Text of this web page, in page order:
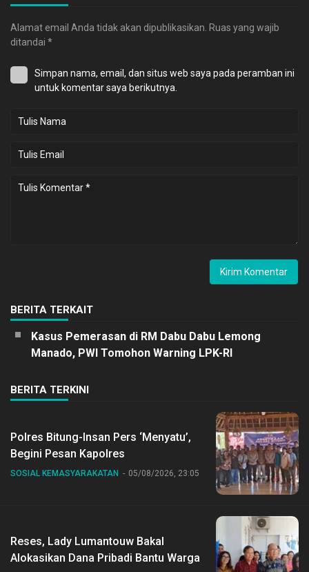
Alamat email Anda tidak akan dipublikasikan. Ruas yang wajib
ditandai *
Simpan nama, email, dan situs web saya pada peramban ini
untuk komentar saya berikutnya.
BERITA TERKAIT
Kasus Pemerasan di RM Dabu Dabu Lemong
Manado, PWI Tomohon Warning LPK-RI
BERITA TERKINI
Polres Bitung-Insan Pers ‘Menyatu’,
Begini Pesan Kapolres
SOSIAL KEMASYARAKATAN 05/08/2026, 23:05
Reses, Lady Lumantouw Bakal
Alokasikan Dana Pribadi Bantu Warga